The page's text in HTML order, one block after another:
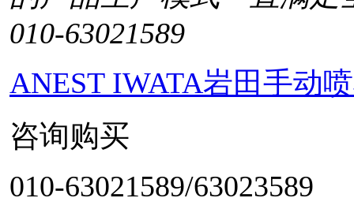
010-63021589
ANEST IWATA岩田手动
咨询购买
010-63021589/63023589